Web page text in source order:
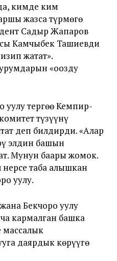
кимде ким
жазса түрмөгө
Садыр Жапаров
Камчыбек Ташиевди
жатат».
«оозду
уулу тергөө Кемпир-
түзүүнү
деп билдирди. «Алар
элдин башын
Мунун баары жомок.
таба алышкан
уулу.
Бекчоро уулу
кармалган башка
массалык
даярдык көрүүгө